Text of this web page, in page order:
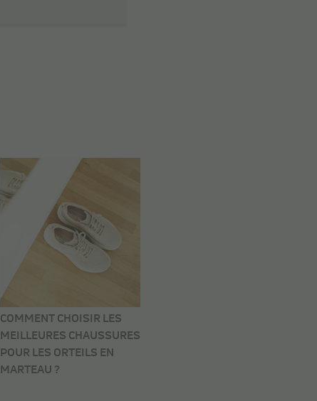
COMMENT CHOISIR LES
MEILLEURES CHAUSSURES
POUR LES ORTEILS EN
MARTEAU ?